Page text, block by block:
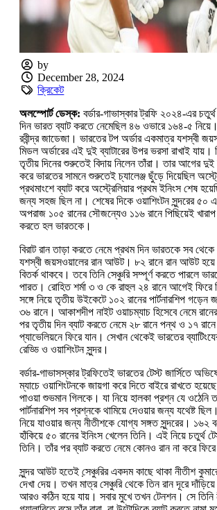
by
December 28, 2024
ক্রিকেট
অলস্পোর্ট ডেস্ক: বর্ডার-গাভাস্কার ট্রফি ২০২৪-এর
দিন ভারত ব্যাট করতে নেমেছিল ৪৬ ওভারে ১৬৪-৫
রবীন্দ্র জাডেজা। ভারতের টপ অর্ডার একমাত্র যশস্বী
মিডল অর্ডারের এই দুই ব্যাটারের উপর ভরসা রাখাই
তৃতীয় দিনের শুরুতেই বিদায় নিলেন তাঁরা। তার আগের দুই
করে ভারতের সামনে শুরুতেই চ্যালেঞ্জ ছুঁড়ে দিয়েছিল
প্রথমাংশে ব্যাট করে অস্ট্রেলিয়ার প্রথম ইনিংস শেষ
জন্য সহজ ছিল না। শেষের দিকে ওয়াশিংটন সুন্দরের ৫০
অপরাজ ১০৫ রানের সৌজন্যেও ১১৬ রানে পিছিয়েই
করতে হল ভারতকে।
বিরাট রান তাড়া করতে নেমে প্রথম দিন ভারতকে সব
যশস্বী জয়সওয়ালের রান আউট। ৮২ রানে রান আউট হয়ে
বিতর্ক থাকবে। তবে তিনি সেঞ্চুরি সম্পূর্ণ করতে পারলে
পারত। রোহিত শর্মা ৩ ও কে রাহুল ২৪ রানে আগেই ফিরে
সঙ্গে নিয়ে তৃতীয় উইকেটে ১০২ রানের পার্টনারশিপ
৩৬ রানে। আকাশদীপ নাইট ওয়াচম্যাচ হিসেবে নেমে
পর তৃতীয় দিন ব্যাট করতে নেমে ২৮ রানে পন্থ ও ১৭
প্যাভেলিয়নে ফিরে যান। সেখান থেকেই ভারতের
রেড্ডি ও ওয়াশিংটন সুন্দর।
বর্ডার-গাভাসস্কার ট্রফিতেই ভারতের টেস্ট জার্সিতে
ম্যাচে ওয়াশিংটনকে জায়গা করে দিতে বাইরে রাখতে
পাওয়া শুভমান গিলকে। যা নিয়ে হালকা প্রশ্ন যে
পার্টনারশিপ সব প্রশ্নকে থামিয়ে দেওয়ার জন্য যথেষ্ট
নিয়ে যাওয়ার জন্য নীতীশকে যোগ্য সঙ্গত সুন্দরের। ১৬২
হাঁকিয়ে ৫০ রানের ইনিংস খেলেন তিনি। এই নিয়ে চতুর্থ
তিনি। তাঁর পর ব্যাট করতে নেমে কোনও রান না করে
সুন্দর আউট হতেই সে়ঞ্চুরির একদম কাছে থাকা নীতীশ
দেখা দেয়। তখন মাত্র সেঞ্চুরি থেকে তিন রান দূরে
আরও কঠিন হয়ে যায়। সবার মুখে তখন টেনশন। সে তিনি